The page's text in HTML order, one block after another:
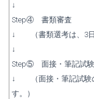
↓
Step④ 書類審査
↓ （書類選考は、3日
↓
Step⑤ 面接・筆記試験
↓ （面接・筆記試験の
す。）